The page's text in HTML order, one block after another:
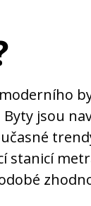
jsou
stanicí